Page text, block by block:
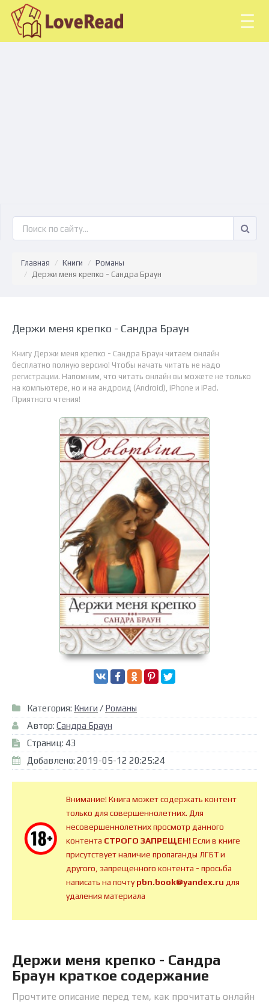
Главная Книги
Романы
Держи меня крепко - Сандра Браун
Держи меня крепко - Сандра Браун
Книгу Держи меня крепко - Сандра Браун читаем онлайн
бесплатно полную версию! Чтобы начать читать не надо
регистрации. Напомним, что читать онлайн вы можете не только
на компьютере, но и на андроид (Android), iPhone и iPad.
Приятного чтения!
Категория: Книги / Романы
Автор: Сандра Браун
Страниц: 43
Добавлено: 2019-05-12 20:25:24
Внимание! Книга может содержать контент
только для совершеннолетних. Для
несовершеннолетних просмотр данного
контента СТРОГО ЗАПРЕЩЕН!Если в книге
присутствует наличие пропаганды ЛГБТ и
другого, запрещенного контента - просьба
написать на почтуpbn.book@yandex.ru для
удаления материала
Держи меня крепко - Сандра
Браун краткое содержание
Прочтите описание перед тем, как прочитать онлайн